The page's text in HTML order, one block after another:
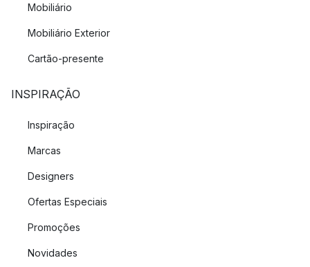
Mobiliário
Mobiliário Exterior
Cartão-presente
INSPIRAÇÃO
Inspiração
Marcas
Designers
Ofertas Especiais
Promoções
Novidades